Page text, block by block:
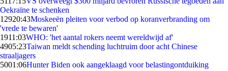
Oekraïne te schenken
12920:43Moskeeën pleiten voor verbod op koranverbranding om
'vrede te bewaren'
1911:03WHO: 'het aantal rokers neemt wereldwijd af'
4905:23Taiwan meldt schending luchtruim door acht Chinese
straaljagers
5001:06Hunter Biden ook aangeklaagd voor belastingontduiking